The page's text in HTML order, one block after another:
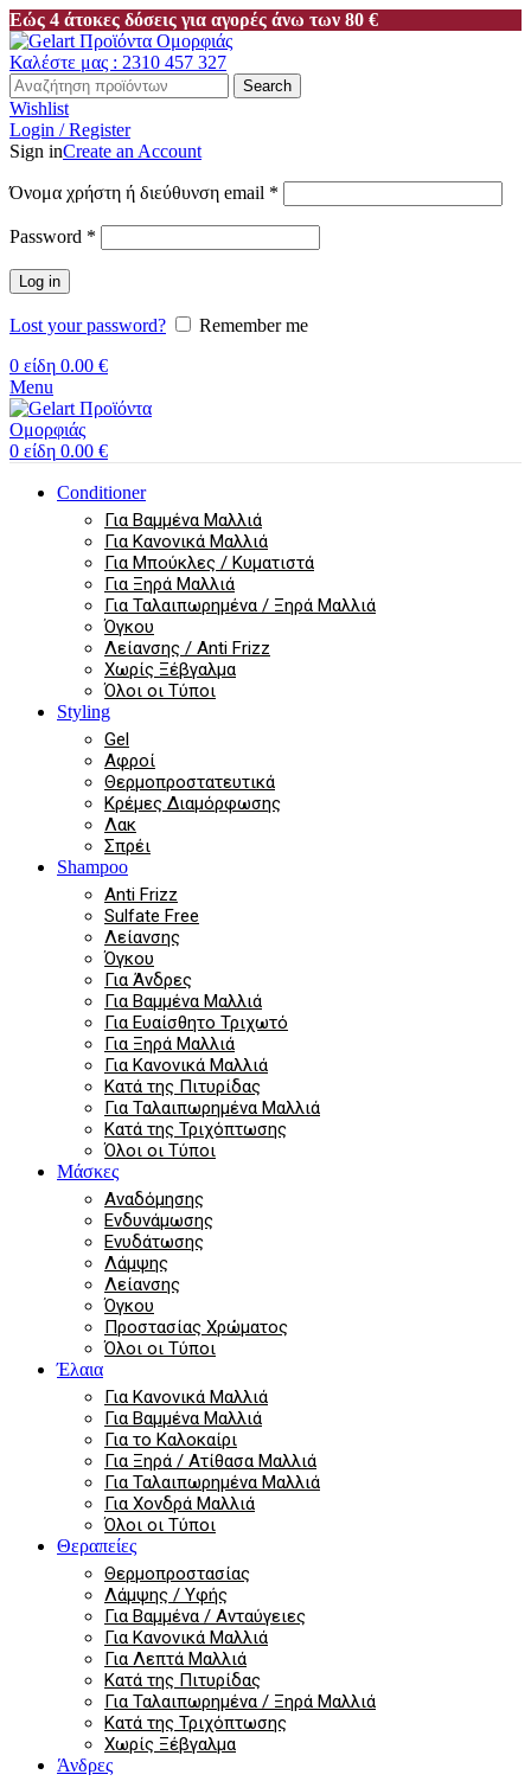
Εώς 4 άτοκες δόσεις για αγορές άνω των 80 €
Καλέστε μας : 2310 457 327
Search
Wishlist
Login / Register
Sign inCreate an Account
Όνομα χρήστη ή διεύθυνση email *
Password *
Log in
Lost your password?
Remember me
0 είδη 0.00 €
Menu
0 είδη 0.00 €
Conditioner
Για Βαμμένα Μαλλιά
Για Κανονικά Μαλλιά
Για Μπούκλες / Κυματιστά
Για Ξηρά Μαλλιά
Για Ταλαιπωρημένα / Ξηρά Μαλλιά
Όγκου
Λείανσης / Anti Frizz
Χωρίς Ξέβγαλμα
Όλοι οι Τύποι
Styling
Gel
Αφροί
Θερμοπροστατευτικά
Κρέμες Διαμόρφωσης
Λακ
Σπρέι
Shampoo
Anti Frizz
Sulfate Free
Λείανσης
Όγκου
Για Άνδρες
Για Βαμμένα Μαλλιά
Για Ευαίσθητο Τριχωτό
Για Ξηρά Μαλλιά
Για Κανονικά Μαλλιά
Κατά της Πιτυρίδας
Για Ταλαιπωρημένα Μαλλιά
Κατά της Τριχόπτωσης
Όλοι οι Τύποι
Μάσκες
Αναδόμησης
Ενδυνάμωσης
Ενυδάτωσης
Λάμψης
Λείανσης
Όγκου
Προστασίας Χρώματος
Όλοι οι Τύποι
Έλαια
Για Κανονικά Μαλλιά
Για Βαμμένα Μαλλιά
Για το Καλοκαίρι
Για Ξηρά / Ατίθασα Μαλλιά
Για Ταλαιπωρημένα Μαλλιά
Για Χονδρά Μαλλιά
Όλοι οι Τύποι
Θεραπείες
Θερμοπροστασίας
Λάμψης / Υφής
Για Βαμμένα / Ανταύγειες
Για Κανονικά Μαλλιά
Για Λεπτά Μαλλιά
Κατά της Πιτυρίδας
Για Ταλαιπωρημένα / Ξηρά Μαλλιά
Κατά της Τριχόπτωσης
Χωρίς Ξέβγαλμα
Άνδρες